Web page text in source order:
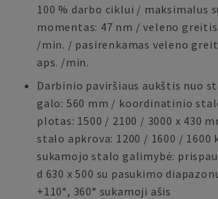
100 % darbo ciklui / maksimalus
momentas: 47 nm / veleno
/min. / pasirenkamas veleno
aps. /min.
Darbinio paviršiaus aukštis nuo
galo: 560 mm / koordinatinio
plotas: 1500 / 2100 / 3000 x 430
stalo apkrova: 1200 / 1600 / 1600
sukamojo stalo galimybė:
d 630 x 500 su pasukimo
+110°, 360° sukamoji ašis